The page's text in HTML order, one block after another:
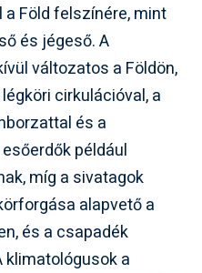
Föld felszínére, mint
és jégeső. A
változatos a Földön,
cirkulációval, a
és a
például
míg a sivatagok
alapvető a
és a csapadék
a